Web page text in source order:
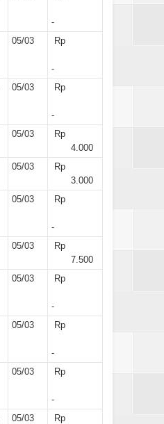
-
05/03 Rp
-
05/03 Rp
-
05/03
Rp
4.000
05/03
Rp
3.000
05/03 Rp
-
05/03
Rp
7.500
05/03 Rp
-
05/03 Rp
-
05/03 Rp
-
05/03 Rp